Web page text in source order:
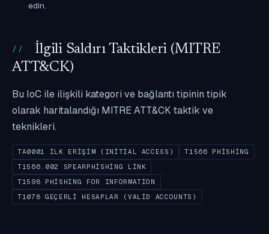
edin.
İlgili Saldırı Taktikleri (MITRE
ATT&CK)
Bu IoC ile ilişkili kategori ve bağlantı tipinin tipik
olarak haritalandığı MITRE ATT&CK taktik ve
teknikleri.
TA0001 İLK ERIŞIM (INITIAL ACCESS)
T1566 PHISHING
T1566.002 SPEARPHISHING LINK
T1598 PHISHING FOR INFORMATION
T1078 GEÇERLI HESAPLAR (VALID ACCOUNTS)